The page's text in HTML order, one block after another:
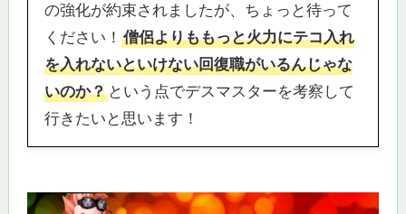
の強化が約束されましたが、ちょっと待って
ください！ 僧侶よりももっと火力にテコ入れ
を入れないといけない回復職がいるんじゃな
いのか？という点でデスマスターを考察して
行きたいと思います！